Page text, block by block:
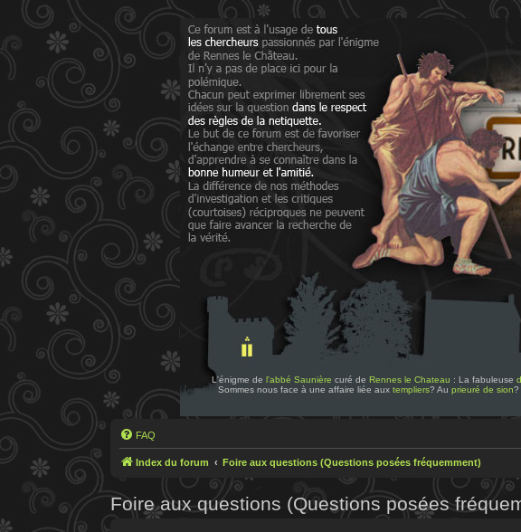
L'énigme de l'abbé Saunière curé de Rennes le Chateau : La fabuleuse
Sommes nous face à une affaire liée aux templiers? Au prieuré de sion?
FAQ
Index du forum Foire aux questions (Questions posées fréquemment)
Foire aux questions (Questions posées